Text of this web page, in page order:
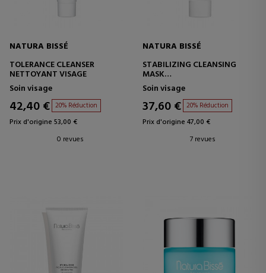
NATURA BISSÉ
TOLERANCE CLEANSER
NETTOYANT VISAGE
Soin visage
42,40 € 20% Réduction
Prix d'origine 53,00 €
0 revues
NATURA BISSÉ
STABILIZING CLEANSING
MASK
MASQUE PURIFICATEUR
Soin visage
37,60 € 20% Réduction
Prix d'origine 47,00 €
7 revues